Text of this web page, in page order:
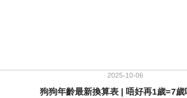
2025-10-06
狗狗年齡最新換算表 | 唔好再1歲=7歲